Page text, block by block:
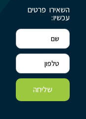
השאירו פרטים
עכשיו:
שליחה